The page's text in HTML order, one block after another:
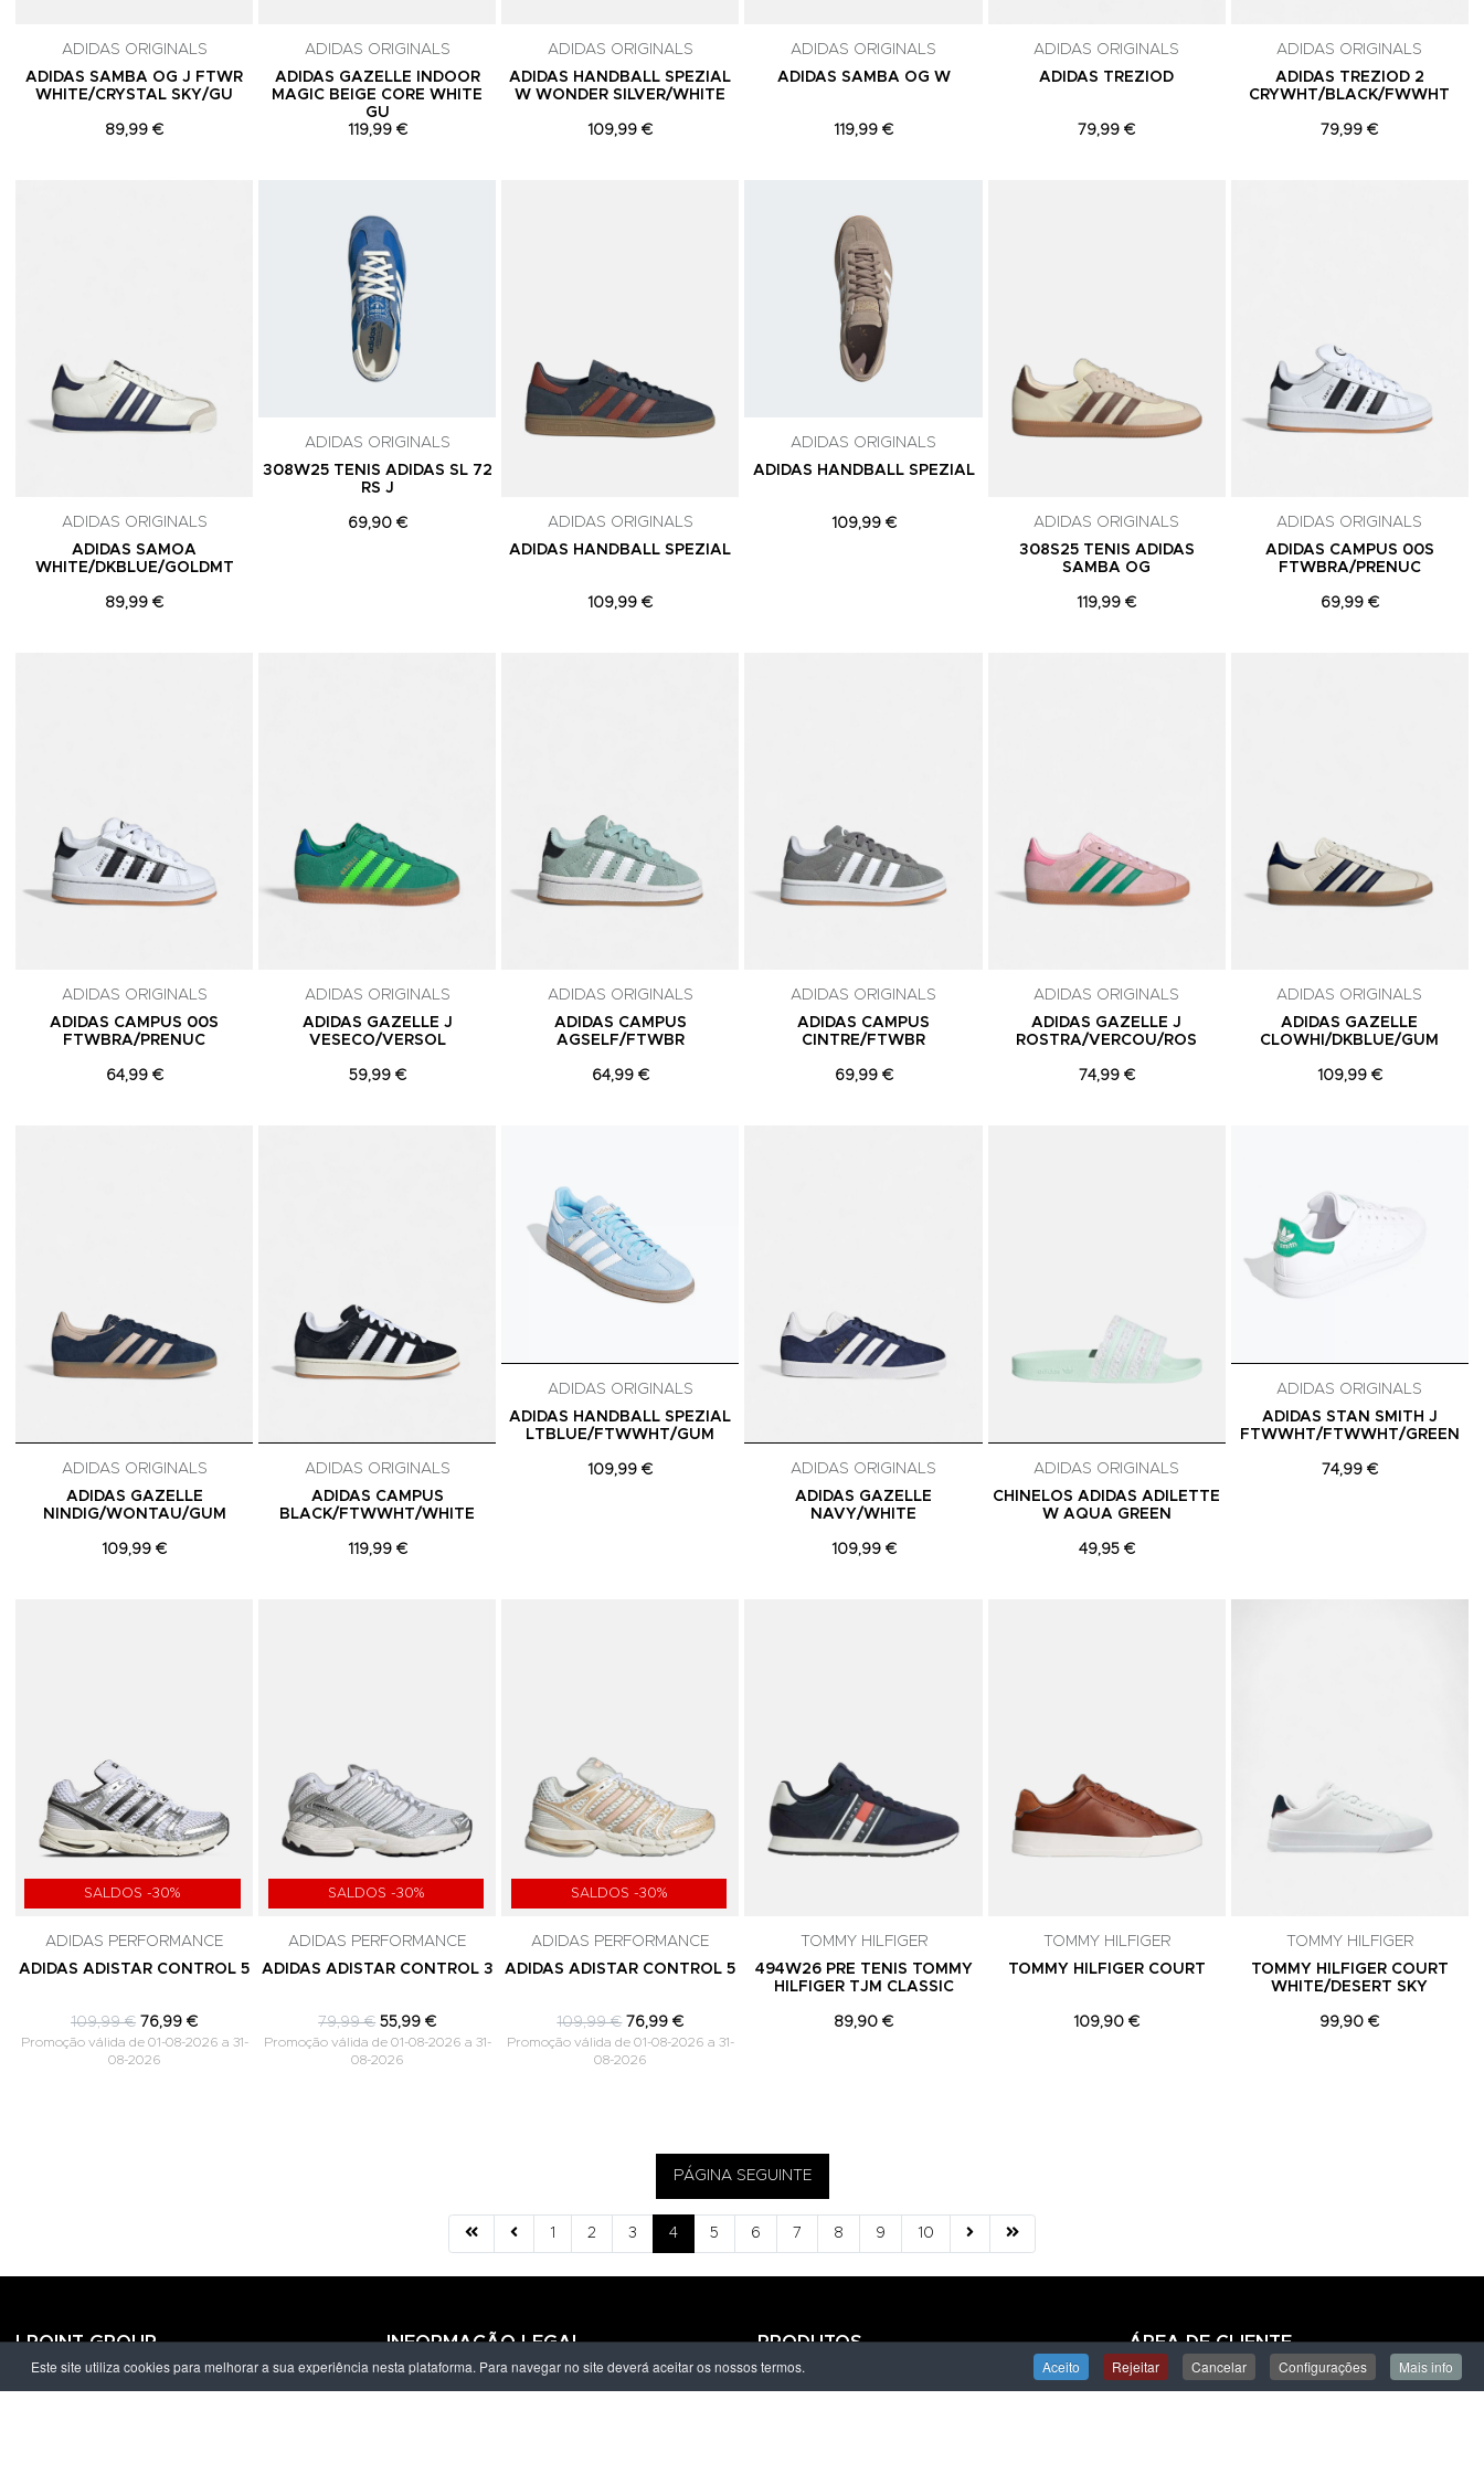
ADIDAS ORIGINALS
ADIDAS SAMBA OG J FTWR
WHITE/CRYSTAL SKY/GU
89,99 €
ADIDAS ORIGINALS
ADIDAS GAZELLE INDOOR
MAGIC BEIGE CORE WHITE
GU
119,99 €
ADIDAS ORIGINALS
ADIDAS HANDBALL SPEZIAL
W WONDER SILVER/WHITE
109,99 €
ADIDAS ORIGINALS
ADIDAS SAMBA OG W
119,99 €
ADIDAS ORIGINALS
ADIDAS TREZIOD
79,99 €
ADIDAS ORIGINALS
ADIDAS TREZIOD 2
CRYWHT/BLACK/FWWHT
79,99 €
ADIDAS ORIGINALS
ADIDAS SAMOA
WHITE/DKBLUE/GOLDMT
89,99 €
ADIDAS ORIGINALS
308W25 TENIS ADIDAS SL 72
RS J
69,90 €
ADIDAS ORIGINALS
ADIDAS HANDBALL SPEZIAL
109,99 €
ADIDAS ORIGINALS
ADIDAS HANDBALL SPEZIAL
109,99 €
ADIDAS ORIGINALS
308S25 TENIS ADIDAS
SAMBA OG
119,99 €
ADIDAS ORIGINALS
ADIDAS CAMPUS 00S
FTWBRA/PRENUC
69,99 €
ADIDAS ORIGINALS
ADIDAS CAMPUS 00S
FTWBRA/PRENUC
64,99 €
ADIDAS ORIGINALS
ADIDAS GAZELLE J
VESECO/VERSOL
59,99 €
ADIDAS ORIGINALS
ADIDAS CAMPUS
AGSELF/FTWBR
64,99 €
ADIDAS ORIGINALS
ADIDAS CAMPUS
CINTRE/FTWBR
69,99 €
ADIDAS ORIGINALS
ADIDAS GAZELLE J
ROSTRA/VERCOU/ROS
74,99 €
ADIDAS ORIGINALS
ADIDAS GAZELLE
CLOWHI/DKBLUE/GUM
109,99 €
ADIDAS ORIGINALS
ADIDAS GAZELLE
NINDIG/WONTAU/GUM
109,99 €
ADIDAS ORIGINALS
ADIDAS CAMPUS
BLACK/FTWWHT/WHITE
119,99 €
ADIDAS ORIGINALS
ADIDAS HANDBALL SPEZIAL
LTBLUE/FTWWHT/GUM
109,99 €
ADIDAS ORIGINALS
ADIDAS GAZELLE
NAVY/WHITE
109,99 €
ADIDAS ORIGINALS
CHINELOS ADIDAS ADILETTE
W AQUA GREEN
49,95 €
ADIDAS ORIGINALS
ADIDAS STAN SMITH J
FTWWHT/FTWWHT/GREEN
74,99 €
SALDOS -30%
ADIDAS PERFORMANCE
ADIDAS ADISTAR CONTROL 5
109,99 € 76,99 €
Promoção válida de 01-08-2026 a 31-
08-2026
SALDOS -30%
ADIDAS PERFORMANCE
ADIDAS ADISTAR CONTROL 3
79,99 € 55,99 €
Promoção válida de 01-08-2026 a 31-
08-2026
SALDOS -30%
ADIDAS PERFORMANCE
ADIDAS ADISTAR CONTROL 5
109,99 € 76,99 €
Promoção válida de 01-08-2026 a 31-
08-2026
TOMMY HILFIGER
494W26 PRE TENIS TOMMY
HILFIGER TJM CLASSIC
89,90 €
TOMMY HILFIGER
TOMMY HILFIGER COURT
109,90 €
TOMMY HILFIGER
TOMMY HILFIGER COURT
WHITE/DESERT SKY
99,90 €
PÁGINA SEGUINTE
1 2 3 4 5 6 7 8 9 10
LPOINT GROUP INFORMAÇÃO LEGAL PRODUTOS ÁREA DE CLIENTE
Este site utiliza cookies para melhorar a sua experiência nesta plataforma. Para navegar no site deverá aceitar os nossos termos. Aceito Rejeitar Cancelar Configurações Mais info